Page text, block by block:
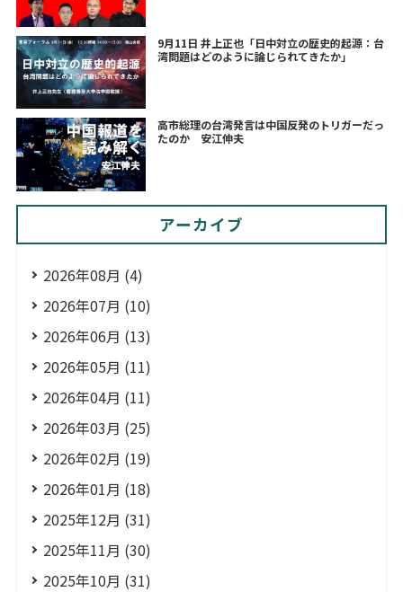
9月11日 井上正也「日中対立の歴史的起源：台
湾問題はどのように論じられてきたか」
高市総理の台湾発言は中国反発のトリガーだっ
たのか 安江伸夫
アーカイブ
2026年08月 (4)
2026年07月 (10)
2026年06月 (13)
2026年05月 (11)
2026年04月 (11)
2026年03月 (25)
2026年02月 (19)
2026年01月 (18)
2025年12月 (31)
2025年11月 (30)
2025年10月 (31)